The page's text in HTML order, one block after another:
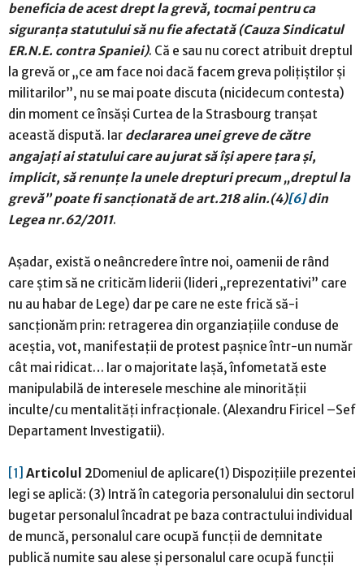
beneficia de acest drept la grevă, tocmai pentru ca
siguranța statutului să nu fie afectată (CauzaSindicatul
ER.N.E. contra Spaniei). Că e sau nu corect atribuit dreptul
la grevă or „ce am face noi dacă facem greva polițiștilor și
militarilor”, nu se mai poate discuta (nicidecum contesta)
din moment ce însăși Curtea de la Strasbourg tranșat
această dispută. Iar declararea unei greve de către
angajați ai statului care au jurat să își apere țara și,
implicit, să renunțe la unele drepturi precum „dreptul la
grevă” poate fi sancționată de art.218 alin.(4)[6]din
Legea nr.62/2011.
Așadar, există o neâncredere între noi, oamenii de rând
care știm să ne criticăm liderii (lideri „reprezentativi” care
nu au habar de Lege) dar pe care ne este frică să-i
sancționăm prin: retragerea din organziațiile conduse de
aceștia, vot, manifestații de protest pașnice într-un număr
cât mai ridicat… Iar o majoritate lașă, înfometată este
manipulabilă de interesele meschine ale minorității
inculte/cu mentalități infracționale. (Alexandru Firicel –Sef
Departament Investigatii).
[1] Articolul 2Domeniul de aplicare(1) Dispozițiile prezentei
legi se aplică: (3) Intră în categoria personalului din sectorul
bugetar personalul încadrat pe baza contractului individual
de muncă, personalul care ocupă funcții de demnitate
publică numite sau alese și personalul care ocupă funcții